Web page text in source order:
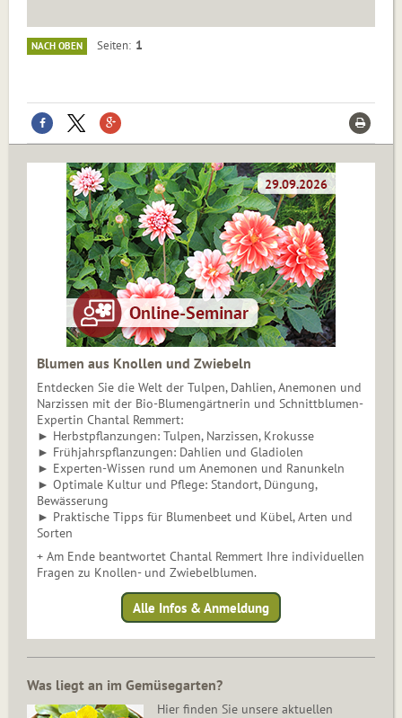
NACH OBEN Seiten 1
Blumen aus Knollen und Zwiebeln
Entdecken Sie die Welt der Tulpen, Dahlien, Anemonen und
Narzissen mit der Bio-Blumengärtnerin und Schnittblumen-
Expertin Chantal Remmert:
► Herbstpflanzungen: Tulpen, Narzissen, Krokusse
► Frühjahrspflanzungen: Dahlien und Gladiolen
► Experten-Wissen rund um Anemonen und Ranunkeln
► Optimale Kultur und Pflege: Standort, Düngung,
Bewässerung
► Praktische Tipps für Blumenbeet und Kübel, Arten und
Sorten
+ Am Ende beantwortet Chantal Remmert Ihre individuellen
Fragen zu Knollen- und Zwiebelblumen.
Alle Infos & Anmeldung
Was liegt an im Gemüsegarten?
Hier finden Sie unsere aktuellen